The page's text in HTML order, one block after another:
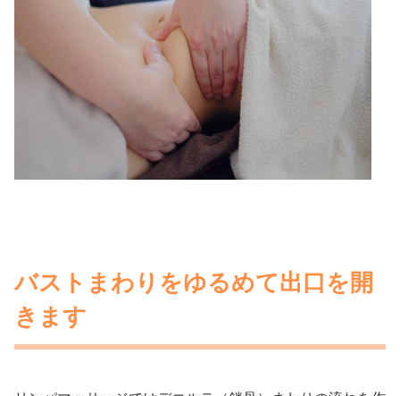
バストまわりをゆるめて出口を開
きます